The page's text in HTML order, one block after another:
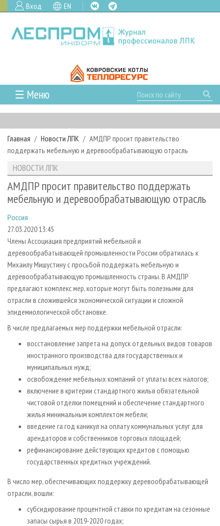
Вход EN
☰ Меню
ГЛАВНАЯ
РУБРИКИ И ТЕМЫ
РУБРИКИ ЖУРНАЛА
ЛЕСОЗАГОТОВКА
ЛЕСОПИЛЕНИЕ
СУШКА ДРЕВЕСИНЫ
ПРОИЗВОДСТВО ДРЕВЕСНЫХ ПЛИТ
ДЕРЕВЯННОЕ ДОМОСТРОЕНИЕ
ПРОИЗВОДСТВО МЕБЕЛИ
БИОЭНЕРГЕТИКА
ЦБП
ИНСТРУМЕНТ И МАТЕРИАЛЫ
НОВОСТИ
НОВОСТИ ЛПК
НОВОСТИ ЖУРНАЛА
ПРОЕКТЫ ЛПИ
АНАЛИТИКА
ПРЕДПРИЯТИЯ ЛПК
ПЕРСОНЫ
МОБИЛЬНЫЕ ВЫСТАВКИ
ОФИЦИАЛЬНЫЕ ДЕЛЕГАЦИИ
ПРИОРИТЕТНЫЕ ИНВЕСТПРОЕКТЫ
RUSSIAN FORESTRY REVIEW
ГАЗЕТА ЛЕСПРОМФОРУМ
БИБЛИОТЕКА СПЕЦИАЛИСТА
АРХИВ
АРХИВ ЖУРНАЛОВ
О ЖУРНАЛЕ
КОНТАКТЫ
РЕКЛАМОДАТЕЛЯМ
РЕКЛАМА
РЕКЛАМА НА САЙТЕ
Главная Новости ЛПК
АМДПР просит правительство
поддержать мебельную и деревообрабатывающую отрасль
НОВОСТИ ЛПК
АМДПР просит правительство поддержать
мебельную и деревообрабатывающую отрасль
Россия
27.03.2020 13:45
Члены Ассоциация предприятий мебельной и
деревообрабатывающей промышленности России обратилась к
Михаилу Мишустину с просьбой поддержать мебельную и
деревообрабатывающую промышленность страны. В АМДПР
предлагают комплекс мер, которые могут быть полезными для
отрасли в сложившейся экономической ситуации и сложной
эпидемиологической обстановке.
В числе предлагаемых мер поддержки мебельной отрасли:
восстановление запрета на допуск отдельных видов товаров
иностранного производства для государственных и
муниципальных нужд;
освобождение мебельных компаний от уплаты всех налогов;
включение в критерии стандартного жилья обязательной
чистовой отделки помещений и обеспечение стандартного
жилья минимальным комплектом мебели;
введение га год каникул на оплату коммунальных услуг для
арендаторов и собственников торговых площадей;
рефинансирование действующих кредитов с помощью
государственных кредитных учреждений.
В число мер, обеспечивающих поддержку деревообрабатывающей
отрасли, вошли:
субсидирование процентной ставки по кредитам на сезонные
запасы сырья в 2019-2020 годах;